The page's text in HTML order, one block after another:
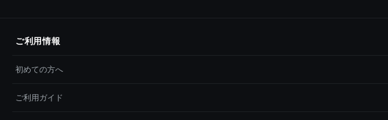
ご利用情報
初めての方へ
ご利用ガイド